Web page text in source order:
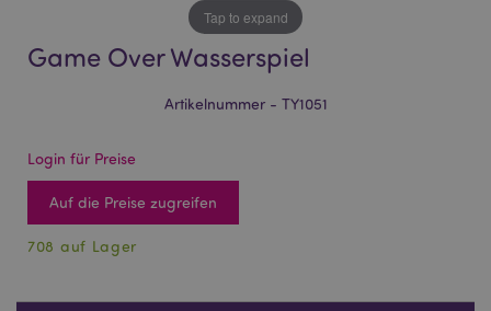
Tap to expand
Game Over Wasserspiel
Artikelnummer - TY1051
Login für Preise
Auf die Preise zugreifen
708 auf Lager